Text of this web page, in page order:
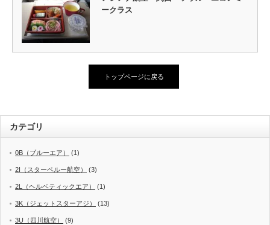
ークラス
トップページに戻る
カテゴリ
0B（ブルーエア） (1)
2I（スターペルー航空） (3)
2L（ヘルベティックエア） (1)
3K（ジェットスターアジ） (13)
3U（四川航空） (9)